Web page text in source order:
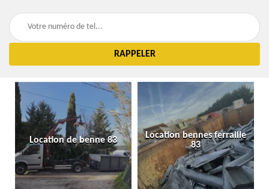
Location de benne 83
Location bennes ferraille
83